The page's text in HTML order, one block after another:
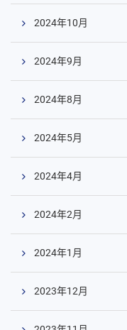
2024年10月
2024年9月
2024年8月
2024年5月
2024年4月
2024年2月
2024年1月
2023年12月